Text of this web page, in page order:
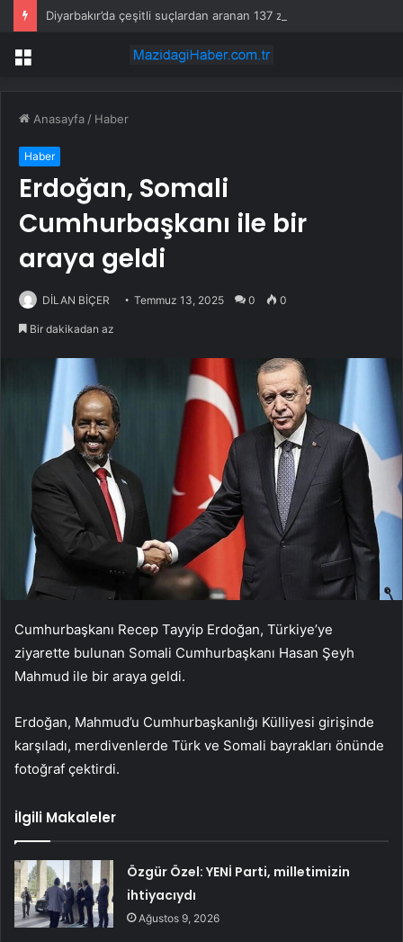
Diyarbakır’da çeşitli suçlardan aranan 137 zanlı yakalandı
Menü
Anasayfa / Haber
Haber
Erdoğan, Somali
Cumhurbaşkanı ile bir
araya geldi
DİLAN BİÇER Temmuz 13, 2025 0 0
Bir dakikadan az
Cumhurbaşkanı Recep Tayyip Erdoğan, Türkiye’ye
ziyarette bulunan Somali Cumhurbaşkanı Hasan Şeyh
Mahmud ile bir araya geldi.
Erdoğan, Mahmud’u Cumhurbaşkanlığı Külliyesi girişinde
karşıladı, merdivenlerde Türk ve Somali bayrakları önünde
fotoğraf çektirdi.
İlgili Makaleler
Özgür Özel: YENİ Parti, milletimizin
ihtiyacıydı
Ağustos 9, 2026